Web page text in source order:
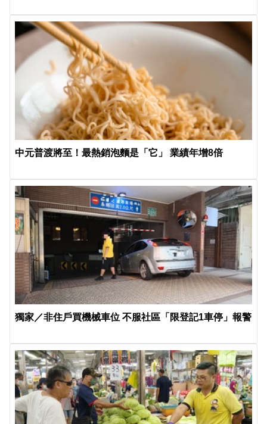
中元普渡將至！最熱銷泡麵是「它」 業績年增8倍
獨家／非住戶買機械車位 不服社區「限登記1車停」報警